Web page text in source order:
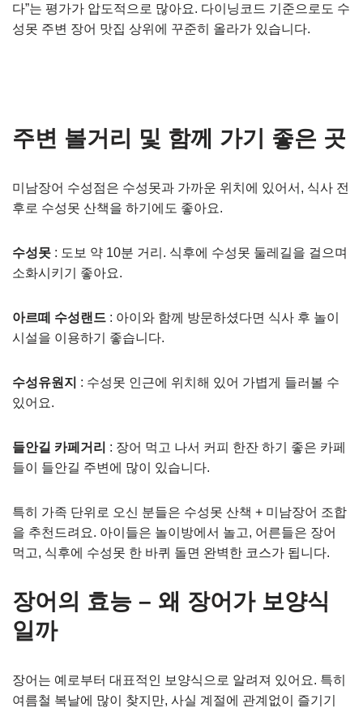
다”는 평가가 압도적으로 많아요. 다이닝코드 기준으로도 수
성못 주변 장어 맛집 상위에 꾸준히 올라가 있습니다.
주변 볼거리 및 함께 가기 좋은 곳
미남장어 수성점은 수성못과 가까운 위치에 있어서, 식사 전
후로 수성못 산책을 하기에도 좋아요.
수성못 : 도보 약 10분 거리. 식후에 수성못 둘레길을 걸으며
소화시키기 좋아요.
아르떼 수성랜드 : 아이와 함께 방문하셨다면 식사 후 놀이
시설을 이용하기 좋습니다.
수성유원지 : 수성못 인근에 위치해 있어 가볍게 들러볼 수
있어요.
들안길 카페거리 : 장어 먹고 나서 커피 한잔 하기 좋은 카페
들이 들안길 주변에 많이 있습니다.
특히 가족 단위로 오신 분들은 수성못 산책 + 미남장어 조합
을 추천드려요. 아이들은 놀이방에서 놀고, 어른들은 장어
먹고, 식후에 수성못 한 바퀴 돌면 완벽한 코스가 됩니다.
장어의 효능 – 왜 장어가 보양식
일까
장어는 예로부터 대표적인 보양식으로 알려져 있어요. 특히
여름철 복날에 많이 찾지만, 사실 계절에 관계없이 즐기기